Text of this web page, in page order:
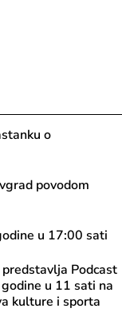
o
povodom
u 17:00 sati
Podcast
u 11 sati na
kulture i sporta